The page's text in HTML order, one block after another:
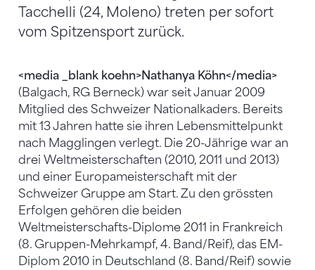
Tacchelli (24, Moleno) treten per sofort
vom Spitzensport zurück.
<media _blank koehn>Nathanya Köhn</media>
(Balgach, RG Berneck) war seit Januar 2009
Mitglied des Schweizer Nationalkaders. Bereits
mit 13 Jahren hatte sie ihren Lebensmittelpunkt
nach Magglingen verlegt. Die 20-Jährige war an
drei Weltmeisterschaften (2010, 2011 und 2013)
und einer Europameisterschaft mit der
Schweizer Gruppe am Start. Zu den grössten
Erfolgen gehören die beiden
Weltmeisterschafts-Diplome 2011 in Frankreich
(8. Gruppen-Mehrkampf, 4. Band/Reif), das EM-
Diplom 2010 in Deutschland (8. Band/Reif) sowie